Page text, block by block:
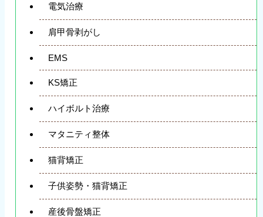
電気治療
肩甲骨剥がし
EMS
KS矯正
ハイボルト治療
マタニティ整体
猫背矯正
子供姿勢・猫背矯正
産後骨盤矯正